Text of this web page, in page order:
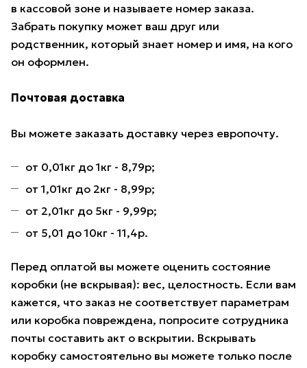
в кассовой зоне и называете номер заказа.
Забрать покупку может ваш друг или
родственник, который знает номер и имя, на кого
он оформлен.
Почтовая доставка
Вы можете заказать доставку через европочту.
от 0,01кг до 1кг - 8,79р;
от 1,01кг до 2кг - 8,99р;
от 2,01кг до 5кг - 9,99р;
от 5,01 до 10кг - 11,4р.
Перед оплатой вы можете оценить состояние
коробки (не вскрывая): вес, целостность. Если вам
кажется, что заказ не соответствует параметрам
или коробка повреждена, попросите сотрудника
почты составить акт о вскрытии. Вскрывать
коробку самостоятельно вы можете только после